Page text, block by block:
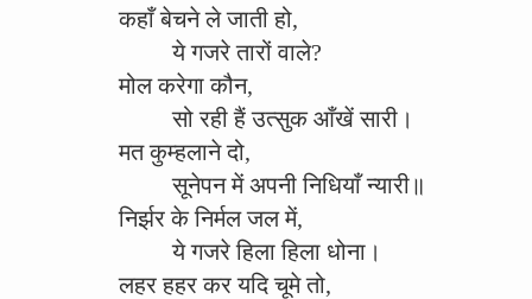
कहाँ बेचने ले जाती हो,
ये गजरे तारों वाले?
मोल करेगा कौन,
सो रही हैं उत्सुक आँखें सारी।
मत कुम्हलाने दो,
सूनेपन में अपनी निधियाँ न्यारी॥
निर्झर के निर्मल जल में,
ये गजरे हिला हिला धोना।
लहर हहर कर यदि चूमे तो,